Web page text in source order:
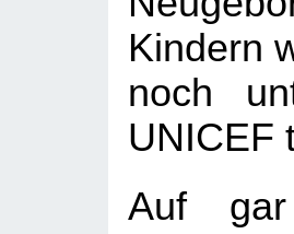
Kindern
noch
UNICEF
Auf